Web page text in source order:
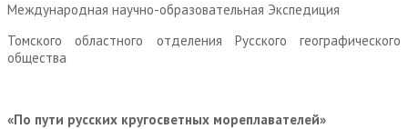
Международная научно-образовательная Экспедиция
Томского областного отделения Русского географического
общества
«По пути русских кругосветных мореплавателей»